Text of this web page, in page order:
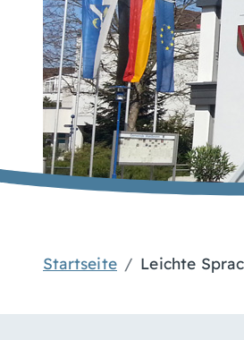
Startseite Leichte